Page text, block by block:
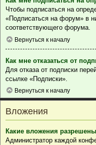
Чтобы подписаться на
«Подписаться на форум» в
соответствующего форума.
Вернуться к началу
Как мне отказаться от
Для отказа от подписки
ссылке «Подписки».
Вернуться к началу
Вложения
Какие вложения
Администратор каждой